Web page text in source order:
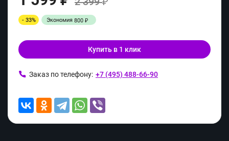
₽
- 33% Экономия 800 ₽
Купить в 1 клик
Заказ по телефону: +7 (495) 488-66-90